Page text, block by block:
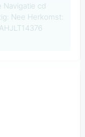
Navigatie cd
Nee Herkomst: